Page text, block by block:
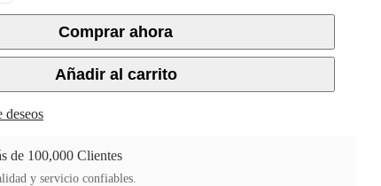
Comprar ahora
Añadir al carrito
deseos
de 100,000 Clientes
y servicio confiables.